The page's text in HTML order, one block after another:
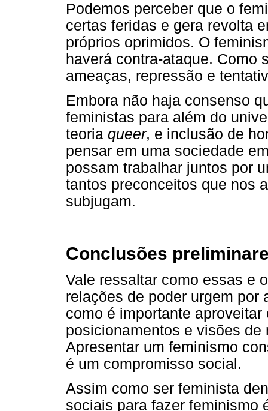
Podemos perceber que o
certas feridas e gera revolta
próprios oprimidos. O
haverá contra-ataque. Como
ameaças, repressão e
Embora não haja consenso
feministas para além do
teoria queer, e inclusão de
pensar em uma sociedade
possam trabalhar juntos por
tantos preconceitos que nos
subjugam.
Conclusões
Vale ressaltar como essas e
relações de poder urgem por
como é importante
posicionamentos e visões
Apresentar um feminismo
é um compromisso social.
Assim como ser feminista
sociais para fazer feminismo